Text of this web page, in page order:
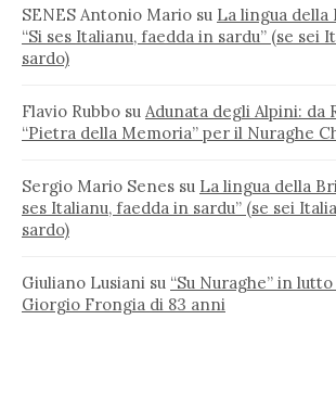
SENES Antonio Mario su La lingua della
“Si ses Italianu, faedda in sardu” (se sei
sardo)
Flavio Rubbo su Adunata degli Alpini: da
“Pietra della Memoria” per il Nuraghe
Sergio Mario Senes su La lingua della
ses Italianu, faedda in sardu” (se sei
sardo)
Giuliano Lusiani su “Su Nuraghe” in
Giorgio Frongia di 83 anni